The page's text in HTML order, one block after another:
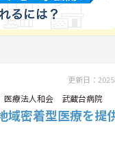
更新日：
医療法人和会 武蔵台病院
域密着型医療を提